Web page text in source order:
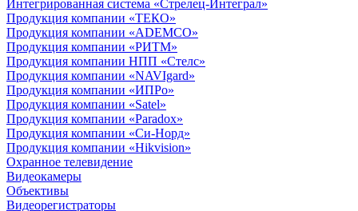
Интегрированная система «Стрелец-Интеграл»
Продукция компании «ТЕКО»
Продукция компании «ADEMCO»
Продукция компании «РИТМ»
Продукция компании НПП «Стелс»
Продукция компании «NAVIgard»
Продукция компании «ИПРо»
Продукция компании «Satel»
Продукция компании «Paradox»
Продукция компании «Си-Норд»
Продукция компании «Hikvision»
Охранное телевидение
Видеокамеры
Объективы
Видеорегистраторы